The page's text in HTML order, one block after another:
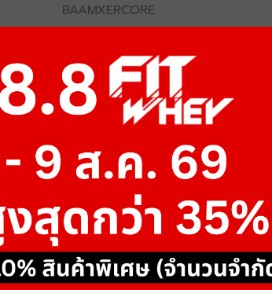
BAAMXERCORE
E1033B
฿45,500 ฿70,000
ขนาด
รสชาติ/ตัวเลือก Brown Flame &